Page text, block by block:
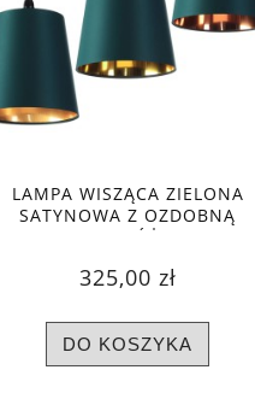
LAMPA WISZĄCA ZIELONA
SATYNOWA Z OZDOBNĄ
KOLUMIENKĄ, RÓŻNE KOLORY
325,00 zł
DO KOSZYKA